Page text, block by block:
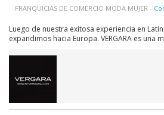
FRANQUICIAS DE COMERCIO MODA MUJER -
Luego de nuestra exitosa experiencia en
expandimos hacia Europa. VERGARA es una
accesorios de moda. La ventaja principal de